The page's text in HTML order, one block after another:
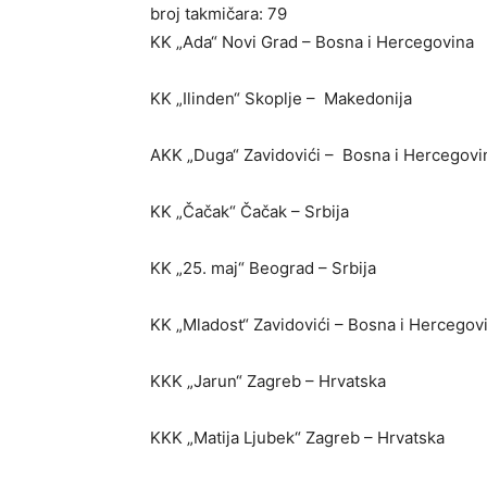
broj takmičara: 79
KK „Ada“ Novi Grad – Bosna i Hercegovina
KK „Ilinden“ Skoplje – Makedonija
AKK „Duga“ Zavidovići – Bosna i
KK „Čačak“ Čačak – Srbija
KK „25. maj“ Beograd – Srbija
KK „Mladost“ Zavidovići – Bosna i
KKK „Jarun“ Zagreb – Hrvatska
KKK „Matija Ljubek“ Zagreb – Hrvatska